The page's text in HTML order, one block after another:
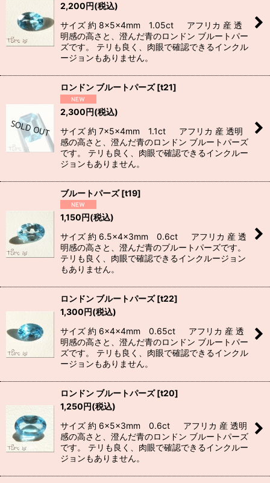
2,200円(税込)
サイズ 約 8×5×4mm 1.05ct アフリカ 産 透
明感の高さと、澄んだ青のロンドン ブルートパー
ズです。 テリも良く、肉眼で確認できるインクル
ージョンもありません。
ロンドン ブルートパーズ[t21]
2,300円(税込)
サイズ 約 7×5×4mm 1.1ct アフリカ 産 透明
感の高さと、澄んだ青のロンドン ブルートパーズ
です。 テリも良く、肉眼で確認できるインクルー
ジョンもありません。
ブルートパーズ[t19]
1,150円(税込)
サイズ 約 6.5×4×3mm 0.6ct アフリカ 産 透
明感の高さと、澄んだ青のブルートパーズです。
テリも良く、肉眼で確認できるインクルージョン
もありません。
ロンドン ブルートパーズ[t22]
1,300円(税込)
サイズ 約 6×4×4mm 0.65ct アフリカ 産 透
明感の高さと、澄んだ青のロンドン ブルートパー
ズです。 テリも良く、肉眼で確認できるインクル
ージョンもありません。
ロンドン ブルートパーズ[t20]
1,250円(税込)
サイズ 約 6×5×3mm 0.6ct アフリカ 産 透明
感の高さと、澄んだ青のロンドン ブルートパーズ
です。 テリも良く、肉眼で確認できるインクルー
ジョンもありません。